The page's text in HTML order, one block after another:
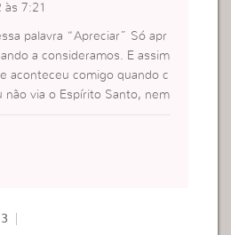
7:21
palavra “Apreciar” Só apr
a consideramos. E assim
aconteceu comigo quando c
não via o Espírito Santo, nem
3